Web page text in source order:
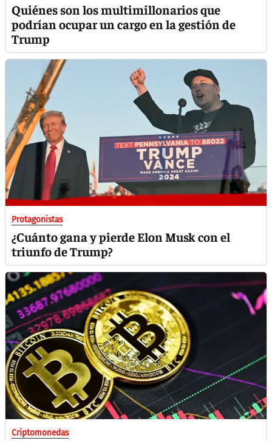
Quiénes son los multimillonarios que
podrían ocupar un cargo en la gestión de
Trump
Protagonistas
¿Cuánto gana y pierde Elon Musk con el
triunfo de Trump?
Criptomonedas